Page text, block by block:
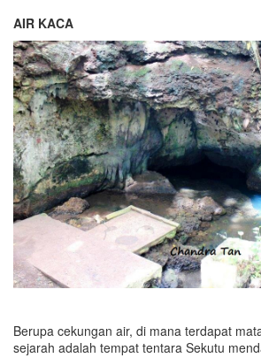
AIR KACA
Berupa cekungan air, di mana terdapat
sejarah adalah tempat tentara Sekutu